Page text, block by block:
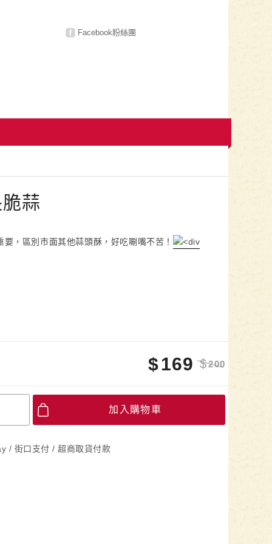
Facebook粉絲團
蒜
，區別市面其他蒜頭酥，好吃唰嘴不苦！
$169 $200
加入購物車
/ 街口支付 / 超商取貨付款